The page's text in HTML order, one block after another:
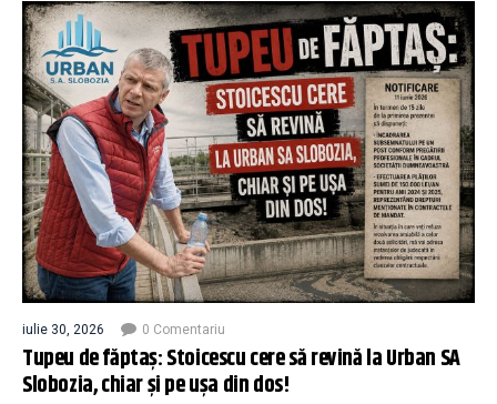
iulie 30, 2026 0 Comentariu
Tupeu de făptaș: Stoicescu cere să revină la Urban SA
Slobozia, chiar și pe ușa din dos!